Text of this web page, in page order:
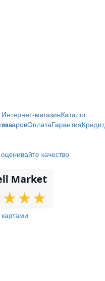
Интернет-магазинКаталог
товаровОплатаГарантияКредит
Market
★
★★
★★
★